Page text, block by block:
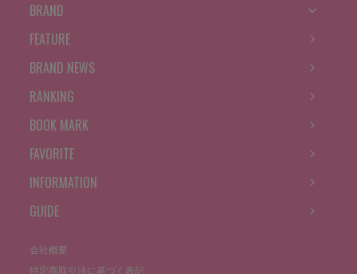
BRAND
FEATURE
BRAND NEWS
RANKING
BOOK MARK
FAVORITE
INFORMATION
GUIDE
会社概要
特定商取引法に基づく表記